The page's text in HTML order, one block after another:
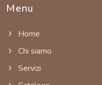
Menu
Home
Chi siamo
Servizi